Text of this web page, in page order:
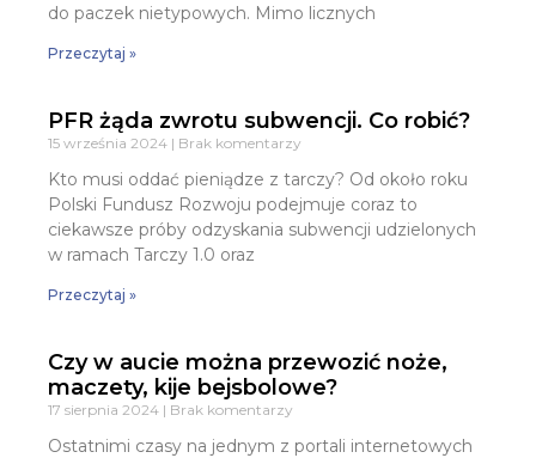
do paczek nietypowych. Mimo licznych
Przeczytaj »
PFR żąda zwrotu subwencji. Co robić?
15 września 2024 Brak komentarzy
Kto musi oddać pieniądze z tarczy? Od około roku
Polski Fundusz Rozwoju podejmuje coraz to
ciekawsze próby odzyskania subwencji udzielonych
w ramach Tarczy 1.0 oraz
Przeczytaj »
Czy w aucie można przewozić noże,
maczety, kije bejsbolowe?
17 sierpnia 2024 Brak komentarzy
Ostatnimi czasy na jednym z portali internetowych